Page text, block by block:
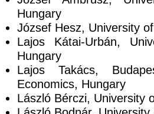
Hungary
József Hesz, University
Lajos Kátai-Urbán,
Hungary
Lajos Takács,
Economics, Hungary
László Bérczi, University